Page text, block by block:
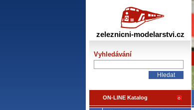
zeleznicni-modelarstvi.cz
Vyhledávání
ON-LINE Katalog